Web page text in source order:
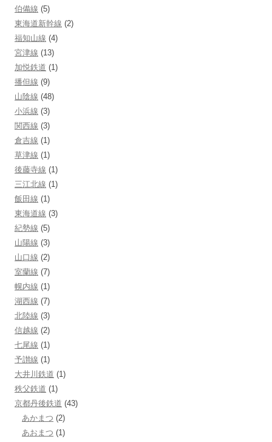
伯備線 (5)
東海道新幹線 (2)
福知山線 (4)
宮津線 (13)
加悦鉄道 (1)
播但線 (9)
山陰線 (48)
小浜線 (3)
関西線 (3)
倉吉線 (1)
草津線 (1)
後藤寺線 (1)
三江北線 (1)
飯田線 (1)
東海道線 (3)
紀勢線 (5)
山陽線 (3)
山口線 (2)
室蘭線 (7)
幌内線 (1)
湖西線 (7)
北陸線 (3)
信越線 (2)
七尾線 (1)
予讃線 (1)
大井川鉄道 (1)
秩父鉄道 (1)
京都丹後鉄道 (43)
あかまつ (2)
あおまつ (1)